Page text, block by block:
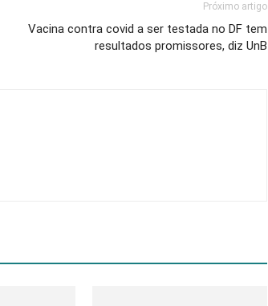
Próximo artigo
Vacina contra covid a ser testada no DF tem
resultados promissores, diz UnB